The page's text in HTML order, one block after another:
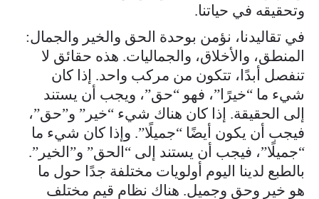
وتحقيقه في حياتنا.
في تقاليدنا، نؤمن بوحدة الحق والخير والجمال:
المنطق، والأخلاق، والجماليات. هذه حقائق لا
تنفصل أبدًا، تتكون من مركب واحد. إذا كان
شيء ما “خيرًا”، فهو “حق”، ويجب أن يستند
إلى الحقيقة. إذا كان هناك شيء “خير” و”حق”،
فيجب أن يكون أيضًا “جميلًا”. وإذا كان شيء ما
“جميلًا”، فيجب أن يستند إلى “الحق” و”الخير”.
بالطبع لدينا اليوم أولويات مختلفة جدًا حول ما
هو خير وحق وجميل. هناك نظام قيم مختلف